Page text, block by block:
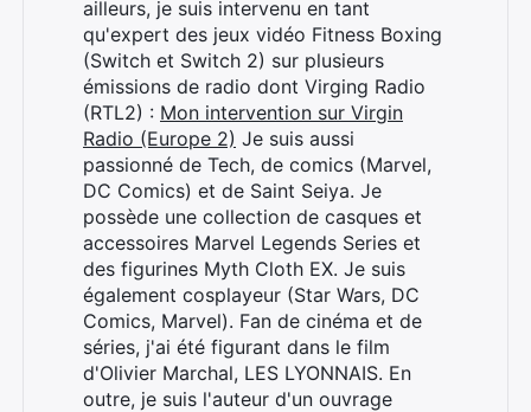
ailleurs, je suis intervenu en tant
qu'expert des jeux vidéo Fitness Boxing
(Switch et Switch 2) sur plusieurs
émissions de radio dont Virging Radio
(RTL2) : Mon intervention sur Virgin
Radio (Europe 2) Je suis aussi
passionné de Tech, de comics (Marvel,
DC Comics) et de Saint Seiya. Je
possède une collection de casques et
accessoires Marvel Legends Series et
des figurines Myth Cloth EX. Je suis
également cosplayeur (Star Wars, DC
Comics, Marvel). Fan de cinéma et de
séries, j'ai été figurant dans le film
d'Olivier Marchal, LES LYONNAIS. En
outre, je suis l'auteur d'un ouvrage
Rechercher
: